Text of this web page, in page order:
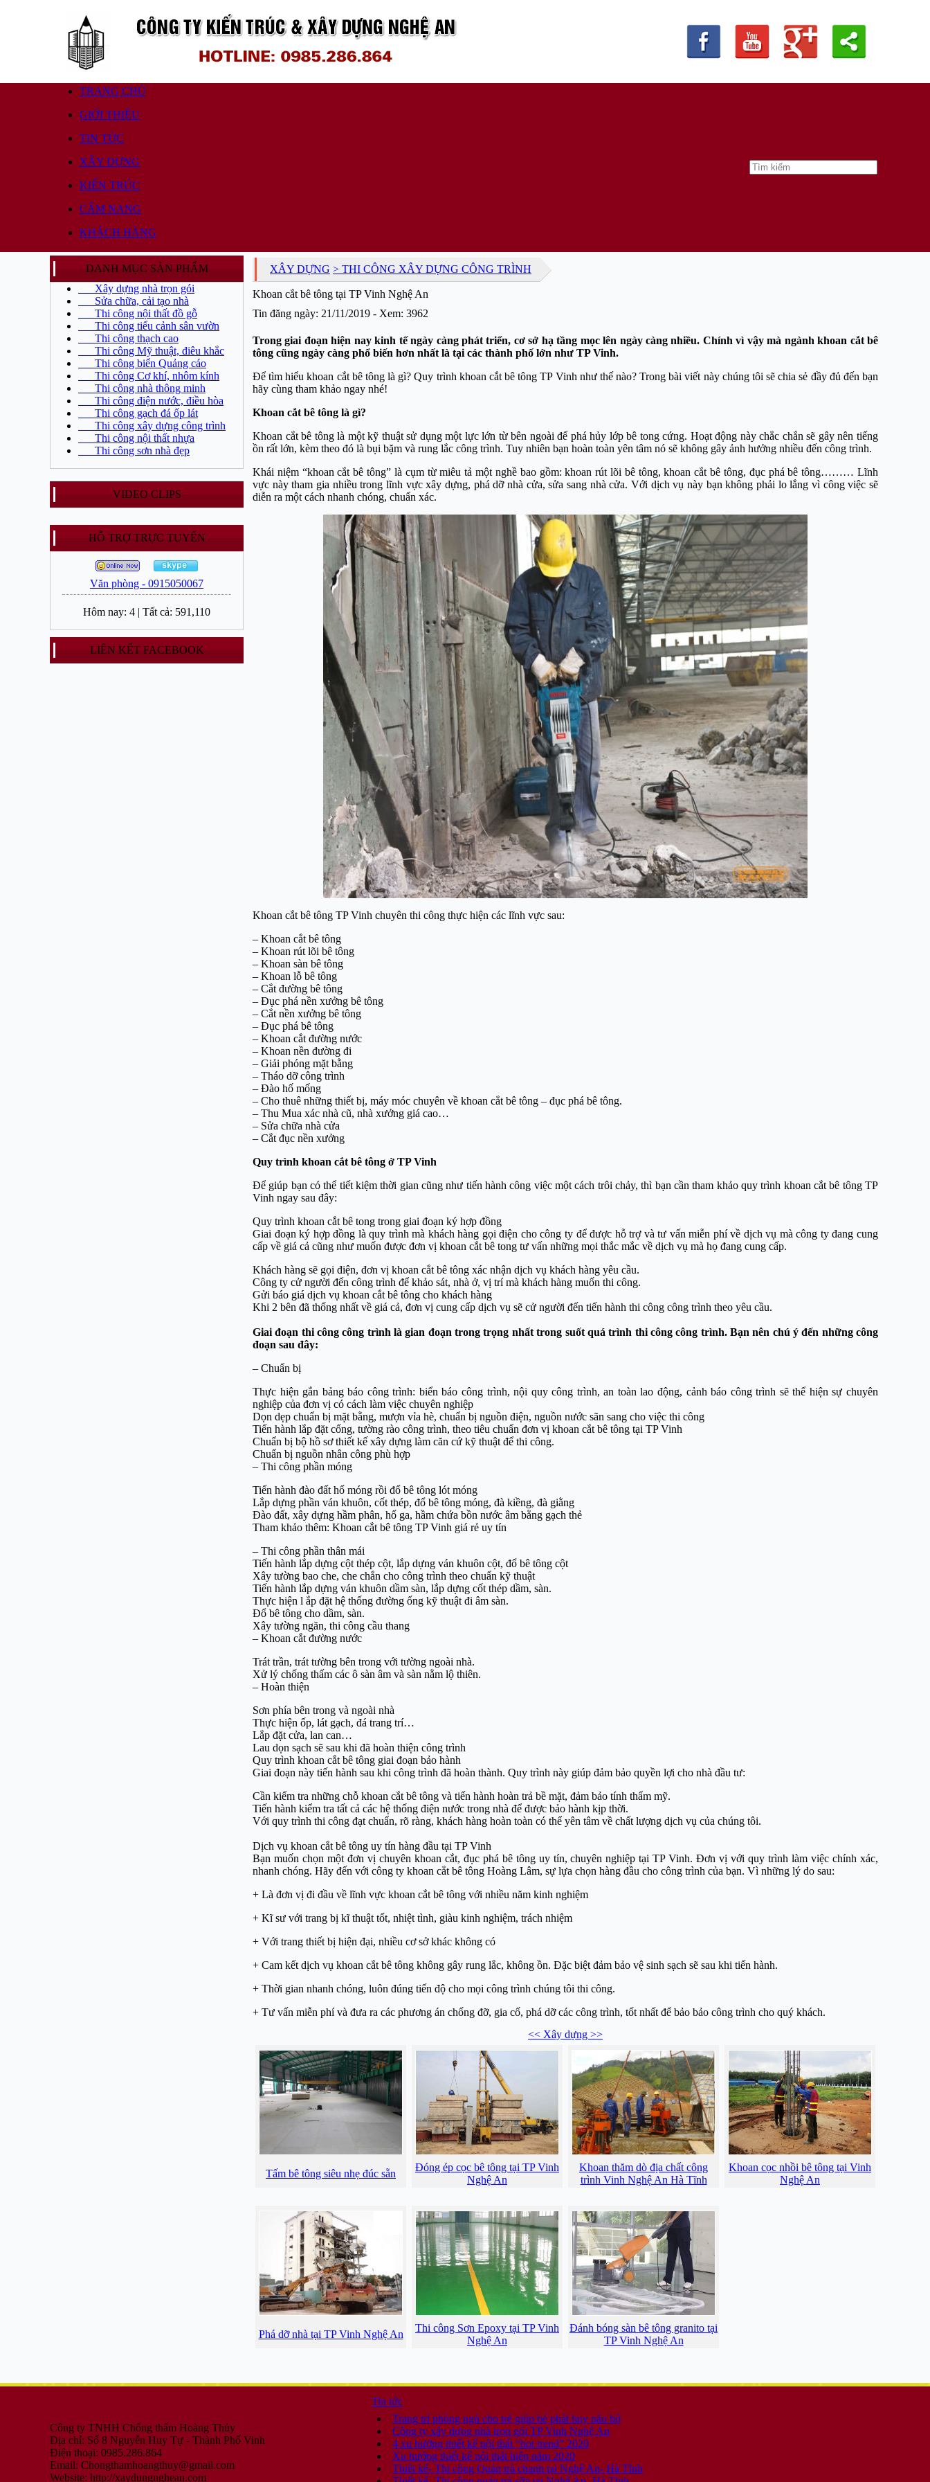
TRANG CHỦ
GIỚI THIỆU
TIN TỨC
XÂY DỰNG
KIẾN TRÚC
CẨM NANG
KHÁCH HÀNG
DANH MỤC SẢN PHẨM
Xây dựng nhà trọn gói
Sửa chữa, cải tạo nhà
Thi công nội thất đồ gỗ
Thi công tiểu cảnh sân vườn
Thi công thạch cao
Thi công Mỹ thuật, điêu khắc
Thi công biển Quảng cáo
Thi công Cơ khí, nhôm kính
Thi công nhà thông minh
Thi công điện nước, điều hòa
Thi công gạch đá ốp lát
Thi công xây dựng công trình
Thi công nội thất nhựa
Thi công sơn nhà đẹp
VIDEO CLIPS
HỖ TRỢ TRỰC TUYẾN
Văn phòng - 0915050067
Hôm nay: 4 | Tất cả: 591,110
LIÊN KẾT FACEBOOK
XÂY DỰNG > THI CÔNG XÂY DỰNG CÔNG TRÌNH
Khoan cắt bê tông tại TP Vinh Nghệ An
Tin đăng ngày: 21/11/2019 - Xem: 3962
Trong giai đoạn hiện nay kinh tế ngày càng phát triển, cơ sở hạ tầng mọc lên ngày càng nhiều. Chính vì vậy mà ngành khoan cắt bê
tông cũng ngày càng phổ biến hơn nhất là tại các thành phố lớn như TP Vinh.
Để tìm hiểu khoan cắt bê tông là gì? Quy trình khoan cắt bê tông TP Vinh như thế nào? Trong bài viết này chúng tôi sẽ chia sẻ đầy đủ đến bạn
hãy cùng tham khảo ngay nhé!
Khoan cắt bê tông là gì?
Khoan cắt bê tông là một kỹ thuật sử dụng một lực lớn từ bên ngoài để phá hủy lớp bê tong cứng. Hoạt động này chắc chắn sẽ gây nên tiếng
ồn rất lớn, kèm theo đó là bụi bặm và rung lắc công trình. Tuy nhiên bạn hoàn toàn yên tâm nó sẽ không gây ảnh hưởng nhiều đến công trình.
Khái niệm “khoan cắt bê tông” là cụm từ miêu tả một nghề bao gồm: khoan rút lõi bê tông, khoan cắt bê tông, đục phá bê tông……… Lĩnh
vực này tham gia nhiều trong lĩnh vực xây dựng, phá dỡ nhà cửa, sửa sang nhà cửa. Với dịch vụ này bạn không phải lo lắng vì công việc sẽ
diễn ra một cách nhanh chóng, chuẩn xác.
Khoan cắt bê tông TP Vinh chuyên thi công thực hiện các lĩnh vực sau:
– Khoan cắt bê tông
– Khoan rút lõi bê tông
– Khoan sàn bê tông
– Khoan lỗ bê tông
– Cắt đường bê tông
– Đục phá nền xưởng bê tông
– Cắt nền xưởng bê tông
– Đục phá bê tông
– Khoan cắt đường nước
– Khoan nền đường đi
– Giải phóng mặt bằng
– Tháo dỡ công trình
– Đào hố mống
– Cho thuê những thiết bị, máy móc chuyên về khoan cắt bê tông – đục phá bê tông.
– Thu Mua xác nhà cũ, nhà xưởng giá cao…
– Sửa chữa nhà cửa
– Cắt đục nền xưởng
Quy trình khoan cắt bê tông ở TP Vinh
Để giúp bạn có thể tiết kiệm thời gian cũng như tiến hành công việc một cách trôi chảy, thì bạn cần tham khảo quy trình khoan cắt bê tông TP
Vinh ngay sau đây:
Quy trình khoan cắt bê tong trong giai đoạn ký hợp đồng
Giai đoạn ký hợp đồng là quy trình mà khách hàng gọi điện cho công ty để được hỗ trợ và tư vấn miễn phí về dịch vụ mà công ty đang cung
cấp về giá cả cũng như muốn được đơn vị khoan cắt bê tong tư vấn những mọi thắc mắc về dịch vụ mà họ đang cung cấp.
Khách hàng sẽ gọi điện, đơn vị khoan cắt bê tông xác nhận dịch vụ khách hàng yêu cầu.
Công ty cử người đến công trình để khảo sát, nhà ở, vị trí mà khách hàng muốn thi công.
Gửi báo giá dịch vụ khoan cắt bê tông cho khách hàng
Khi 2 bên đã thống nhất về giá cả, đơn vị cung cấp dịch vụ sẽ cử người đến tiến hành thi công công trình theo yêu cầu.
Giai đoạn thi công công trình là gian đoạn trong trọng nhất trong suốt quá trình thi công công trình. Bạn nên chú ý đến những công
đoạn sau đây:
– Chuẩn bị
Thực hiện gắn bảng báo công trình: biển báo công trình, nội quy công trình, an toàn lao động, cảnh báo công trình sẽ thể hiện sự chuyên
nghiệp của đơn vị có cách làm việc chuyên nghiệp
Dọn dẹp chuẩn bị mặt bằng, mượn vỉa hè, chuẩn bị nguồn điện, nguồn nước sãn sang cho việc thi công
Tiến hành lắp đặt cổng, tường rào công trình, theo tiêu chuẩn đơn vị khoan cắt bê tông tại TP Vinh
Chuẩn bị bộ hồ sơ thiết kế xây dựng làm căn cứ kỹ thuật để thi công.
Chuẩn bị nguồn nhân công phù hợp
– Thi công phần móng
Tiến hành đào đất hố móng rồi đổ bê tông lót móng
Lắp dựng phần ván khuôn, cốt thép, đổ bê tông móng, đà kiềng, đà giằng
Đào đất, xây dựng hầm phân, hố ga, hầm chứa bồn nước âm bằng gạch thẻ
Tham khảo thêm: Khoan cắt bê tông TP Vinh giá rẻ uy tín
– Thi công phần thân mái
Tiến hành lắp dựng cột thép cột, lắp dựng ván khuôn cột, đổ bê tông cột
Xây tường bao che, che chắn cho công trình theo chuẩn kỹ thuật
Tiến hành lắp dựng ván khuôn dầm sàn, lắp dựng cốt thép dầm, sàn.
Thực hiện l ắp đặt hệ thống đường ống kỹ thuật đi âm sàn.
Đổ bê tông cho dầm, sàn.
Xây tường ngăn, thi công cầu thang
– Khoan cắt đường nước
Trát trần, trát tường bên trong với tường ngoài nhà.
Xử lý chống thấm các ô sàn âm và sàn nằm lộ thiên.
– Hoàn thiện
Sơn phía bên trong và ngoài nhà
Thực hiện ốp, lát gạch, đá trang trí…
Lắp đặt cửa, lan can…
Lau dọn sạch sẽ sau khi đã hoàn thiện công trình
Quy trình khoan cắt bê tông giai đoạn bảo hành
Giai đoạn này tiến hành sau khi công trình đã hoàn thành. Quy trình này giúp đảm bảo quyền lợi cho nhà đầu tư:
Cần kiểm tra những chỗ khoan cắt bê tông và tiến hành hoàn trả bề mặt, đảm bảo tính thẩm mỹ.
Tiến hành kiểm tra tất cả các hệ thống điện nước trong nhà để được bảo hành kịp thời.
Với quy trình thi công đạt chuẩn, rõ ràng, khách hàng hoàn toàn có thể yên tâm về chất lượng dịch vụ của chúng tôi.
Dịch vụ khoan cắt bê tông uy tín hàng đầu tại TP Vinh
Bạn muốn chọn một đơn vị chuyên khoan cắt, đục phá bê tông uy tín, chuyên nghiệp tại TP Vinh. Đơn vị với quy trình làm việc chính xác,
nhanh chóng. Hãy đến với công ty khoan cắt bê tông Hoàng Lâm, sự lựa chọn hàng đầu cho công trình của bạn. Vì những lý do sau:
+ Là đơn vị đi đầu về lĩnh vực khoan cắt bê tông với nhiều năm kinh nghiệm
+ Kĩ sư với trang bị kĩ thuật tốt, nhiệt tình, giàu kinh nghiệm, trách nhiệm
+ Với trang thiết bị hiện đại, nhiều cơ sở khác không có
+ Cam kết dịch vụ khoan cắt bê tông không gây rung lắc, không ồn. Đặc biệt đảm bảo vệ sinh sạch sẽ sau khi tiến hành.
+ Thời gian nhanh chóng, luôn đúng tiến độ cho mọi công trình chúng tôi thi công.
+ Tư vấn miễn phí và đưa ra các phương án chống đỡ, gia cố, phá dỡ các công trình, tốt nhất để bảo bảo công trình cho quý khách.
<< Xây dựng >>
Tấm bê tông siêu nhẹ đúc sẵn
Đóng ép cọc bê tông tại TP Vinh
Nghệ An
Khoan thăm dò địa chất công
trình Vinh Nghệ An Hà Tĩnh
Khoan cọc nhồi bê tông tại Vinh
Nghệ An
Phá dỡ nhà tại TP Vinh Nghệ An
Thi công Sơn Epoxy tại TP Vinh
Nghệ An
Đánh bóng sàn bê tông granito tại
TP Vinh Nghệ An
Công ty TNHH Chống thấm Hoàng Thủy
Địa chỉ: Số 8 Nguyễn Huy Tự - Thành Phố Vinh
Điện thoại: 0985.286.864
Email: Chongthamhoangthuy@gmail.com
Website: http://xaydungnghean.com
Tin tức
Trang trí phòng ngủ cho trẻ giúp bé phát huy não bộ
Công ty xây dựng nhà trọn gói TP Vinh Nghệ An
4 xu hướng thiết kế nội thất “hot trend” 2020
Xu hướng thiết kế nội thất hiện năm 2020
Thiêt kế- Thi công Quán trà chanh tại Nghệ An- Hà Tĩnh